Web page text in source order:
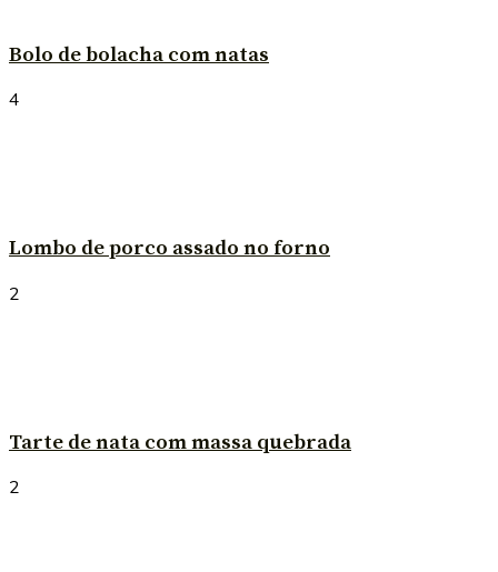
Bolo de bolacha com natas
4
Lombo de porco assado no forno
2
Tarte de nata com massa quebrada
2